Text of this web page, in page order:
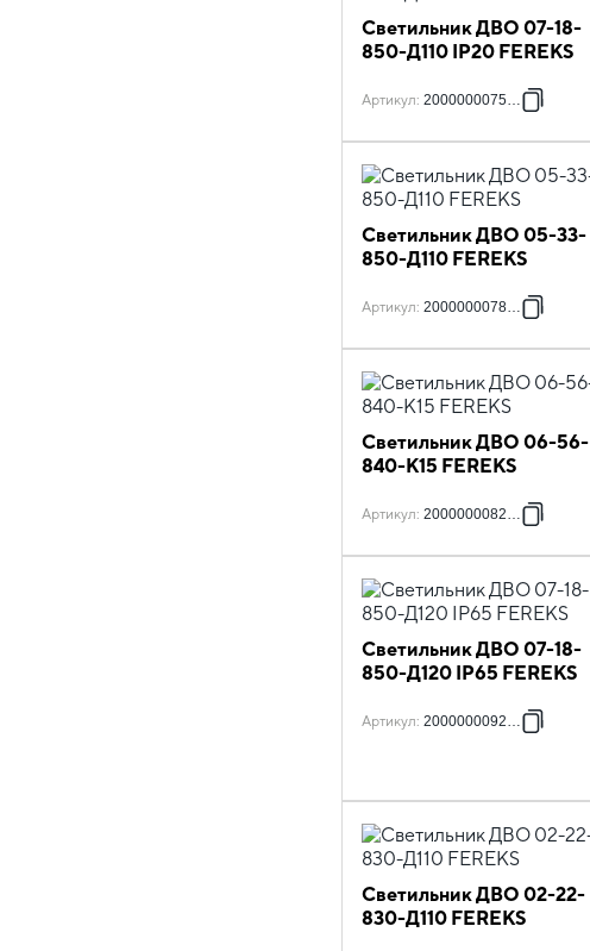
Светильник ДВО 07-18-
850-Д110 IP20 FEREKS
Артикул: 2000000075952
Светильник ДВО 05-33-
850-Д110 FEREKS
Артикул: 2000000078977
Светильник ДВО 06-56-
840-К15 FEREKS
Артикул: 2000000082981
Светильник ДВО 07-18-
850-Д120 IP65 FEREKS
Артикул: 2000000092164
Светильник ДВО 02-22-
830-Д110 FEREKS